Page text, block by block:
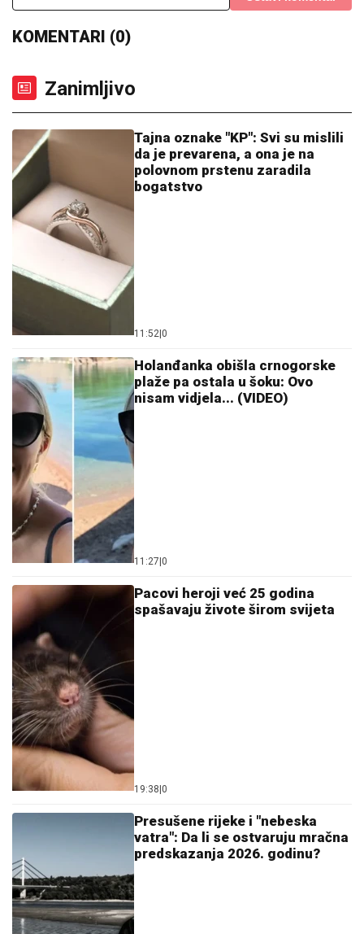
KOMENTARI (0)
Zanimljivo
Tajna oznake "KP": Svi su mislili
da je prevarena, a ona je na
polovnom prstenu zaradila
bogatstvo
11:52|0
Holanđanka obišla crnogorske
plaže pa ostala u šoku: Ovo
nisam vidjela... (VIDEO)
11:27|0
Pacovi heroji već 25 godina
spašavaju živote širom svijeta
19:38|0
Presušene rijeke i "nebeska
vatra": Da li se ostvaruju mračna
predskazanja 2026. godinu?